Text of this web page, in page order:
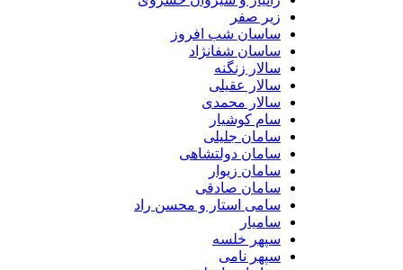
زیر صفر
ساسان شب افروز
ساسان شفانژاد
سالار زنگنه
سالار عقیلی
سالار محمدی
سام کوشیار
سامان جلیلی
سامان دولتشاهی
سامان زیوار
سامان صادقی
سامی استار و محسن راد
سامیار
سپهر خلسه
سپهر نامی